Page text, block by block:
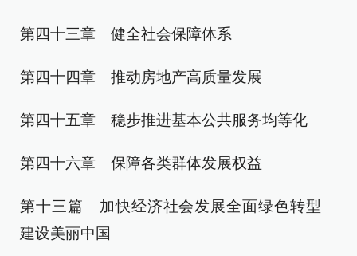
第四十三章 健全社会保障体系
第四十四章 推动房地产高质量发展
第四十五章 稳步推进基本公共服务均等化
第四十六章 保障各类群体发展权益
第十三篇 加快经济社会发展全面绿色转型
建设美丽中国